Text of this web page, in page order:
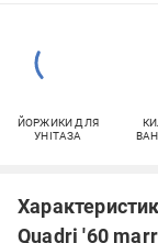
ЙОРЖИКИ ДЛЯ
УНІТАЗА
Quadri '60 marr